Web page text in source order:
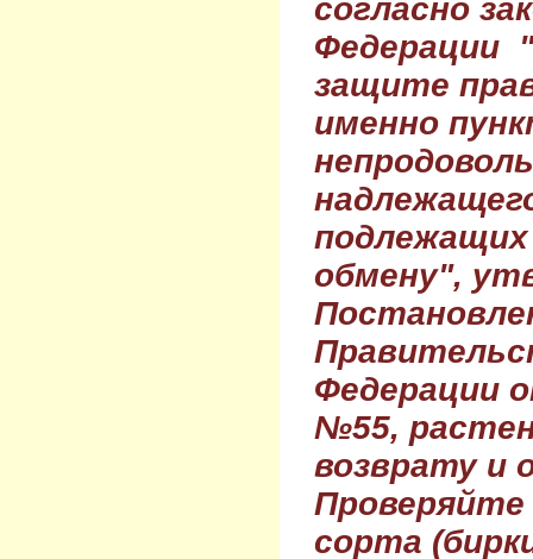
согласно
Федерации
защите
именно
обмену",
Федерации
№55,
возврату и
Проверяйте
сорта